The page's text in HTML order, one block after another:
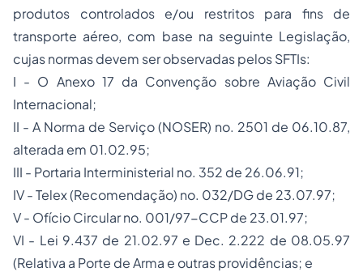
produtos controlados e/ou restritos para fins de
transporte aéreo, com base na seguinte Legislação,
cujas normas devem ser observadas pelos SFTIs:
I - O Anexo 17 da Convenção sobre Aviação Civil
Internacional;
II - A Norma de Serviço (NOSER) no. 2501 de 06.10.87,
alterada em 01.02.95;
III - Portaria Interministerial no. 352 de 26.06.91;
IV - Telex (Recomendação) no. 032/DG de 23.07.97;
V - Ofício Circular no. 001/97-CCP de 23.01.97;
VI - Lei 9.437 de 21.02.97 e Dec. 2.222 de 08.05.97
(Relativa a Porte de Arma e outras providências; e